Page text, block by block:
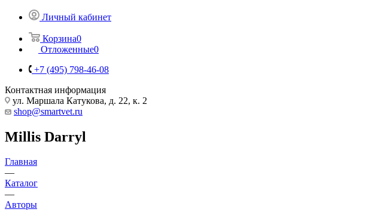
Личный кабинет
Корзина0
Отложенные0
+7 (495) 798-46-08
Контактная информация
ул. Маршала Катукова, д. 22, к. 2
shop@smartvet.ru
Millis Darryl
Главная
—
Каталог
—
Авторы